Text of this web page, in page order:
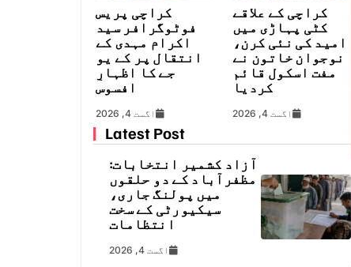
کراچی کے علاقے
کٹی پہاڑی میں
امید کی نئی کرن،
نوجوان خاتون نے
مفت اسکول قائم
کردیا
اگست 4, 2026
کراچی پریس
فوٹوگرافر سید
اکرام مہدی کے
انتقال پر کے یو
جے کا اظہارِ
افسوس
اگست 4, 2026
Latest Post
آزاد کشمیر انتخابات:
مظفرآباد کے دو حلقوں
میں پولنگ جاری،
سیکیورٹی کے سخت
انتظامات
اگست 4, 2026